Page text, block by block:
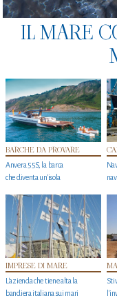
IL MARE
BARCHE DA PROVARE
Anvera 55S, la barca
che diventa un'isola
IMPRESE DI MARE
L'azienda che tiene alta la
bandiera italiana sui mari